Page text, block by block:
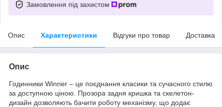
Замовлення під захистом
Опис Характеристики Відгуки про товар Доставка
Опис
Годинники Winner – це поєднання класики та сучасного стилю
за доступною ціною. Прозора задня кришка та скелетон-
дизайн дозволяють бачити роботу механізму, що додає